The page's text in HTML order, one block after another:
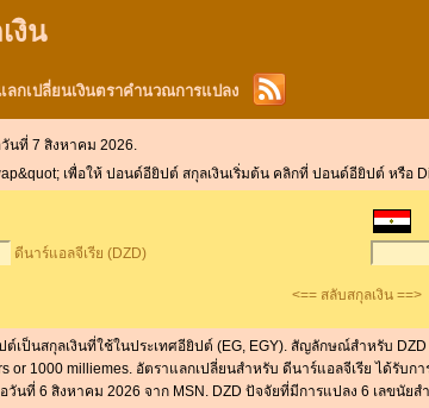
งิน
กเปลี่ยนเงินตราคำนวณการแปลง
นที่ 7 สิงหาคม 2026.
เพื่อให้ ปอนด์อียิปต์ สกุลเงินเริ่มต้น คลิกที่ ปอนด์อียิปต์ หรือ
ดีนาร์แอลจีเรีย (DZD)
<== สลับสกุลเงิน ==>
ต์เป็นสกุลเงินที่ใช้ในประเทศอียิปต์ (EG, EGY). สัญลักษณ์สำหรับ
1000 milliemes. อัตราแลกเปลี่ยนสำหรับ ดีนาร์แอลจีเรีย ได้รับ
นที่ 6 สิงหาคม 2026 จาก MSN. DZD ปัจจัยที่มีการแปลง 6 เลขนั